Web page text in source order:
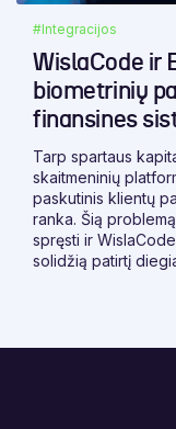
#Integracijos
WislaCode ir
biometrinių
finansines
Tarp spartaus
skaitmeninių
paskutinis klientų
ranka. Šią
spręsti ir
solidžią patirtį